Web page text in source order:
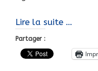
Lire la suite …
objet
de
Partager :